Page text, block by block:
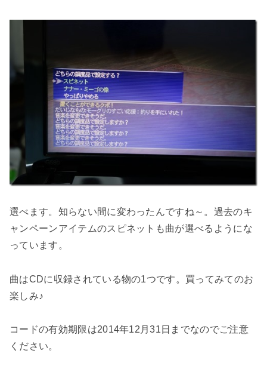
選べます。知らない間に変わったんですね～。過去のキ
ャンペーンアイテムのスピネットも曲が選べるようにな
っています。
曲はCDに収録されている物の1つです。買ってみてのお
楽しみ♪
コードの有効期限は2014年12月31日までなのでご注意
ください。